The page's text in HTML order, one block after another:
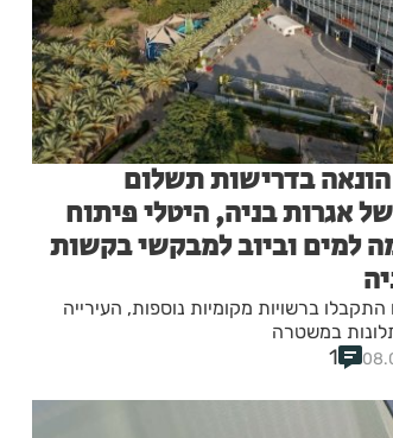
הונאה בדרישות תשלום
אגרות בניה, היטלי פיתוח
למים וביוב למבקשי בקשות
דיווחים דומים התקבלו ברשויות מקומיות נוספות, העירייה
במשטרה
1